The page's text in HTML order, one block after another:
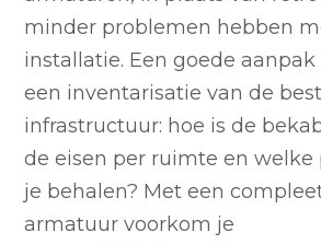
minder problemen hebben
installatie. Een goede
een inventarisatie van de
infrastructuur: hoe is de
de eisen per ruimte en welke
je behalen? Met een
armatuur voorkom je